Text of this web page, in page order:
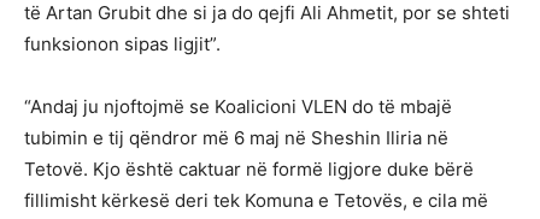
të Artan Grubit dhe si ja do qejfi Ali Ahmetit, por se shteti
funksionon sipas ligjit”.
“Andaj ju njoftojmë se Koalicioni VLEN do të mbajë
tubimin e tij qëndror më 6 maj në Sheshin Iliria në
Tetovë. Kjo është caktuar në formë ligjore duke bërë
fillimisht kërkesë deri tek Komuna e Tetovës, e cila më